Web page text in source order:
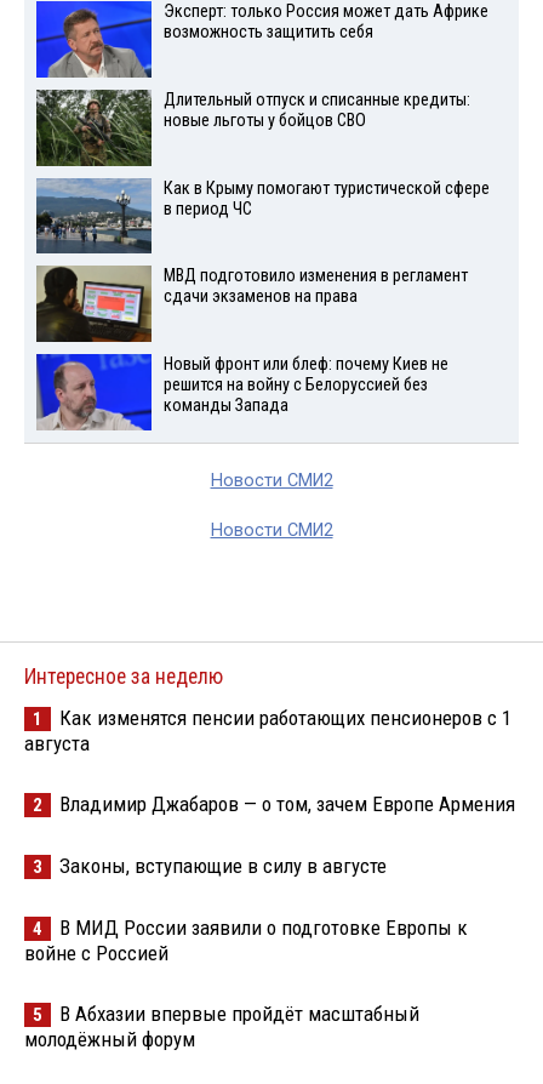
Эксперт: только Россия может дать Африке
возможность защитить себя
Длительный отпуск и списанные кредиты:
новые льготы у бойцов СВО
Как в Крыму помогают туристической сфере
в период ЧС
МВД подготовило изменения в регламент
сдачи экзаменов на права
Новый фронт или блеф: почему Киев не
решится на войну с Белоруссией без
команды Запада
Новости СМИ2
Новости СМИ2
Интересное за неделю
1
Как изменятся пенсии работающих пенсионеров с 1
августа
2 Владимир Джабаров — о том, зачем Европе Армения
3 Законы, вступающие в силу в августе
4
В МИД России заявили о подготовке Европы к
войне с Россией
5
В Абхазии впервые пройдёт масштабный
молодёжный форум